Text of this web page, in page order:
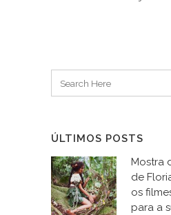
ÚLTIMOS POSTS
Mostra
de
os
para a